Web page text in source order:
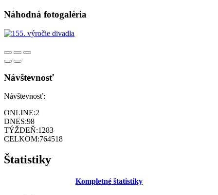
Náhodná fotogaléria
Návštevnosť
Návštevnosť:
ONLINE:2
DNES:98
TÝŽDEŇ:1283
CELKOM:764518
Štatistiky
Kompletné štatistiky